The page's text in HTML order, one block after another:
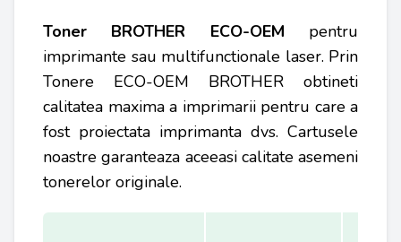
Toner BROTHER ECO-OEM pentru
imprimante sau multifunctionale laser. Prin
Tonere ECO-OEM BROTHER obtineti
calitatea maxima a imprimarii pentru care a
fost proiectata imprimanta dvs. Cartusele
noastre garanteaza aceeasi calitate asemeni
tonerelor originale.